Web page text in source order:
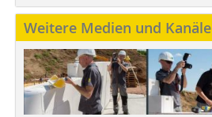
Weitere Medien und Kanäle